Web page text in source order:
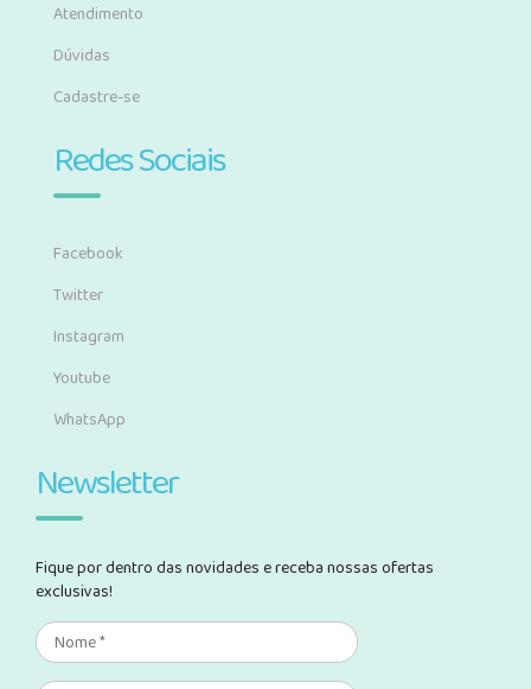
Atendimento
Dúvidas
Cadastre-se
Redes Sociais
Facebook
Twitter
Instagram
Youtube
WhatsApp
Newsletter
Fique por dentro das novidades e receba nossas ofertas
exclusivas!